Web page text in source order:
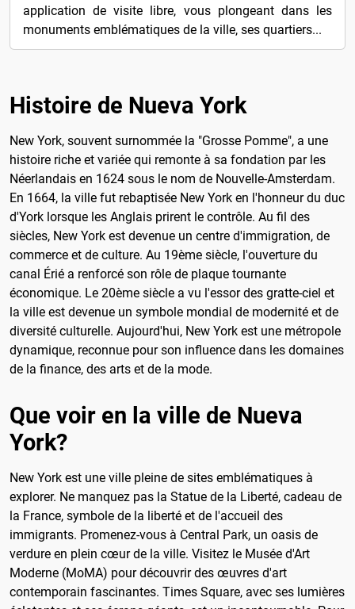
application de visite libre, vous plongeant dans les
monuments emblématiques de la ville, ses quartiers...
Histoire de Nueva York
New York, souvent surnommée la "Grosse Pomme", a une
histoire riche et variée qui remonte à sa fondation par les
Néerlandais en 1624 sous le nom de Nouvelle-Amsterdam.
En 1664, la ville fut rebaptisée New York en l'honneur du duc
d'York lorsque les Anglais prirent le contrôle. Au fil des
siècles, New York est devenue un centre d'immigration, de
commerce et de culture. Au 19ème siècle, l'ouverture du
canal Érié a renforcé son rôle de plaque tournante
économique. Le 20ème siècle a vu l'essor des gratte-ciel et
la ville est devenue un symbole mondial de modernité et de
diversité culturelle. Aujourd'hui, New York est une métropole
dynamique, reconnue pour son influence dans les domaines
de la finance, des arts et de la mode.
Que voir en la ville de Nueva
York?
New York est une ville pleine de sites emblématiques à
explorer. Ne manquez pas la Statue de la Liberté, cadeau de
la France, symbole de la liberté et de l'accueil des
immigrants. Promenez-vous à Central Park, un oasis de
verdure en plein cœur de la ville. Visitez le Musée d'Art
Moderne (MoMA) pour découvrir des œuvres d'art
contemporain fascinantes. Times Square, avec ses lumières